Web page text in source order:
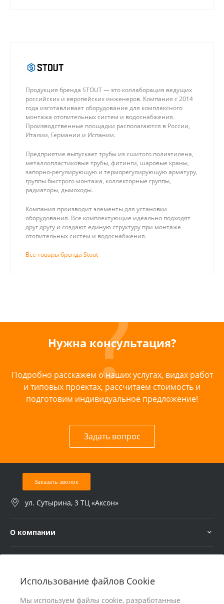
Использование файлов Cookie
Мы используем файлы cookie, разработанные
Продукция бренда STOUT — это коллаборация ведущих
российских и европейских инженеров. Компания с 2014
года изготавливает оборудование для комплексного
монтажа отопительных систем и водоснабжения.
Производственные площадки располагаются в России,
Италии, Германии и Испании.
Предприятие выпускает трубы из сшитого полиэтилена,
металлопластиковые трубы, фитинги, шаровые краны,
запорно-регулирующую и терморегулирующую арматуру,
группы быстрого монтажа, коллекторные группы,
радиаторы, дымоходы.
Компания производит элементы для установки
оборудования. Все комплектующие идеально подходят
друг другу и создают единую структуру при монтаже
отопительных систем и водоснабжения.
Все товары бренда Stout
Нужна консультация?
Подробно расскажем о наших услугах, видах работ
и типовых проектах, рассчитаем стоимость и
подготовим индивидуальное предложение!
Задать вопрос
Заказать звонок
ул. Сутырина, 3 ТЦ «Аксон»
О компании